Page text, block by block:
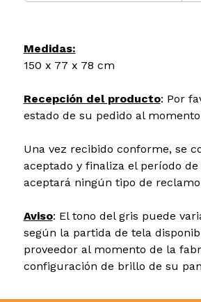
Medidas:
150 x 77 x 78 cm
Recepción del producto: Por
estado de su pedido al
Una vez recibido conforme, se
aceptado y finaliza el período
aceptará ningún tipo de
Aviso: El tono del gris puede
según la partida de tela
proveedor al momento de la
configuración de brillo de su